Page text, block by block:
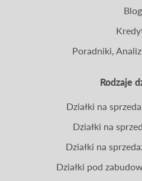
Rodzaje
Blog
Poradniki,
Działki na
Działki na
Działki na
Działki pod